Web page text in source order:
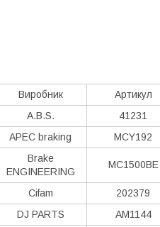
Виробник Артикул
A.B.S.
41231
APEC braking
MCY192
Brake
ENGINEERING
MC1500BE
Cifam 202379
DJ PARTS
AM1144